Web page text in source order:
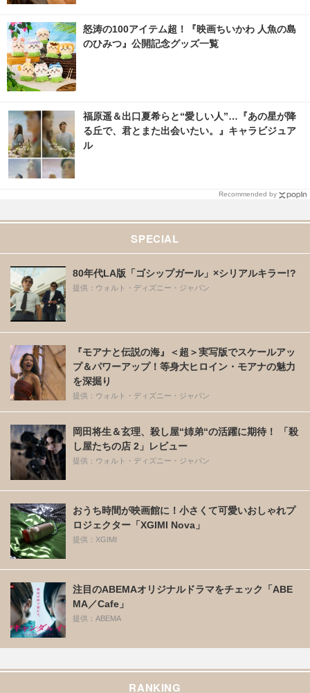
怒涛の100アイテム超！『映画ちいかわ 人魚の島
のひみつ』公開記念グッズ一覧
福原遥＆出口夏希らと“愛しい人”…『あの星が降
る丘で、君とまた出会いたい。』キャラビジュア
ル
Recommended by
SPECIAL
80年代LA版「ゴシップガール」×シリアルキラー!?
提供：ウォルト・ディズニー・ジャパン
『モアナと伝説の海』＜超＞実写版でスケールアッ
プ＆パワーアップ！等身大ヒロイン・モアナの魅力
を深掘り
提供：ウォルト・ディズニー・ジャパン
岡田将生＆玄理、殺し屋“姉弟“の活躍に期待！ 「殺
し屋たちの店 2」レビュー
提供：ウォルト・ディズニー・ジャパン
おうち時間が映画館に！小さくて可愛いおしゃれプ
ロジェクター「XGIMI Nova」
提供：XGIMI
注目のABEMAオリジナルドラマをチェック「ABE
MA／Cafe」
提供：ABEMA
RANKING